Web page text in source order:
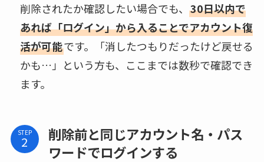
削除されたか確認したい場合でも、 30日以内で
あれば「ログイン」から入ることでアカウント復
活が可能です。「消したつもりだったけど戻せる
かも…」という方も、ここまでは数秒で確認でき
ます。
STEP
削除前と同じアカウント名・パス
ワードでログインする